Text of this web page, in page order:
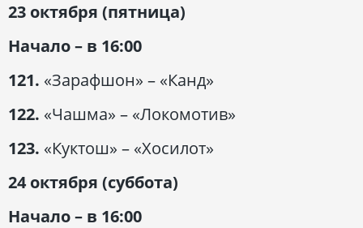
23 октября (пятница)
Начало – в 16:00
121. «Зарафшон» – «Канд»
122. «Чашма» – «Локомотив»
123. «Куктош» – «Хосилот»
24 октября (суббота)
Начало – в 16:00